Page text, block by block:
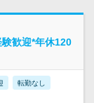
歓迎*年休120
転勤なし